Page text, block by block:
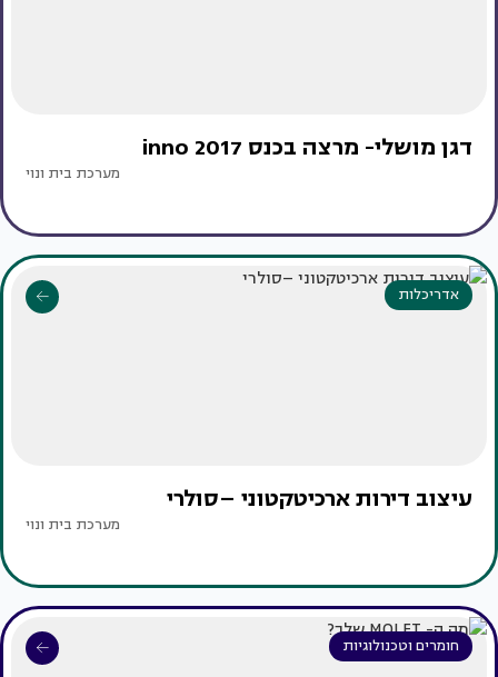
דגן מושלי- מרצה בכנס inno 2017
מערכת בית ונוי
אדריכלות
עיצוב דירות ארכיטקטוני –סולרי
מערכת בית ונוי
חומרים וטכנולוגיות